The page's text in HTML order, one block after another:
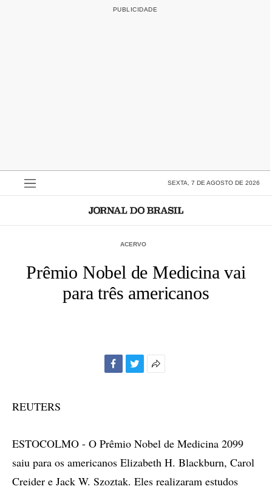
SEXTA, 7 DE AGOSTO DE 2026
ACERVO
Prêmio Nobel de Medicina vai
para três americanos
REUTERS
ESTOCOLMO - O Prêmio Nobel de Medicina 2099
saiu para os americanos Elizabeth H. Blackburn, Carol
Creider e Jack W. Szoztak. Eles realizaram estudos